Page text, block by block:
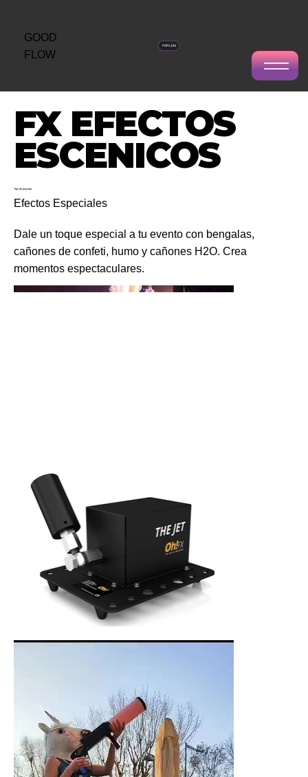
GOOD
FLOW
PARLEM
FX EFECTOS
ESCENICOS
Tipo de proyecto
Efectos Especiales
Dale un toque especial a tu evento con bengalas,
cañones de confeti, humo y cañones H2O. Crea
momentos espectaculares.